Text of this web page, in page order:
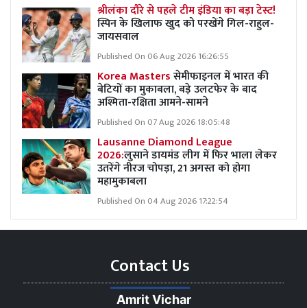
श्रीलंका दौरे से पहले टीम इंडिया का बड़ा टेस्ट!
स्पिन के खिलाफ खुद को परखेंगे गिल-राहुल-
जायसवाल
Published On 06 Aug 2026 16:26:55
Korea Mastersसेमीफाइनल में भारत की
बेटियों का मुकाबला, बड़े उलटफेर के बाद
अश्मिता-रक्षिता आमने-सामने
Published On 07 Aug 2026 18:05:48
Lausanne Diamond League
2026:लुसाने डायमंड लीग में फिर भाला लेकर
उतरेंगे नीरज चोपड़ा, 21 अगस्त को होगा
महामुकाबला
Published On 04 Aug 2026 17:22:54
Contact Us
Amrit Vichar